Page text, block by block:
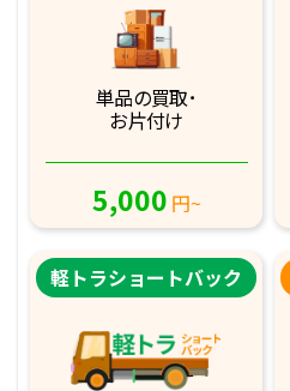
単品の買取･
お片付け
5,000 円~
軽トラショートバック